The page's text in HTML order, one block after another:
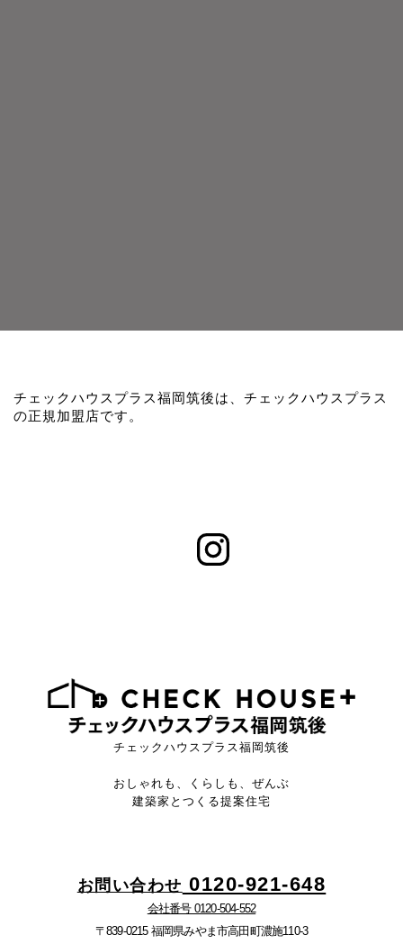
チェックハウスプラス福岡筑後は、チェックハウスプラス
の正規加盟店です。
チェックハウスプラス福岡筑後
おしゃれも、くらしも、ぜんぶ
建築家とつくる提案住宅
お問い合わせ 0120-921-648
会社番号 0120-504-552
〒839-0215 福岡県みやま市高田町濃施110-3